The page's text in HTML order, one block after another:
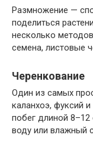
Размножение —
поделиться
несколько
семена, листовые
Черенкование
Один из самых
каланхоэ, фуксий
побег длиной 8–12
воду или влажный